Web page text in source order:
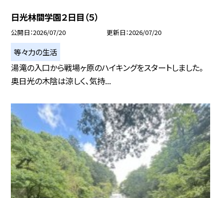
日光林間学園２日目（５）
公開日 2026/07/20 更新日 2026/07/20
等々力の生活
湯滝の入口から戦場ヶ原のハイキングをスタートしました。
奥日光の木陰は涼しく、気持...